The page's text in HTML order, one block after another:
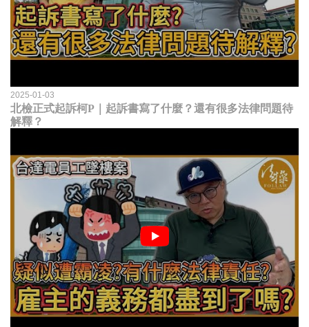
2025-01-03
北檢正式起訴柯P｜起訴書寫了什麼？還有很多法律問題待
解釋？